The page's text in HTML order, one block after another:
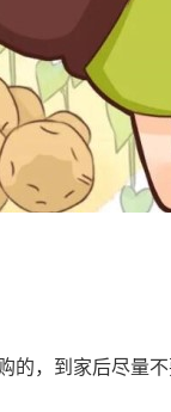
，到家后尽量